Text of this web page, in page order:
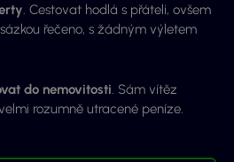
. Cestovat hodlá s přáteli, ovšem
řečeno, s žádným výletem
do nemovitosti. Sám vítěz
rozumně utracené peníze.